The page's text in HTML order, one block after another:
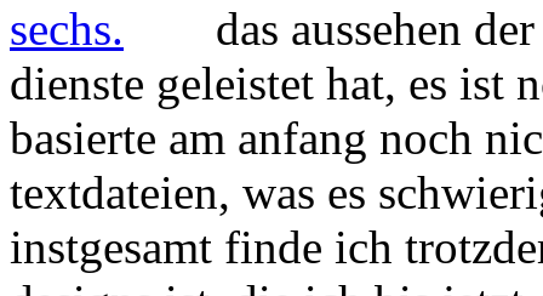
das aussehen
dienste geleistet hat, es ist
basierte am anfang noch
textdateien, was es
instgesamt finde ich